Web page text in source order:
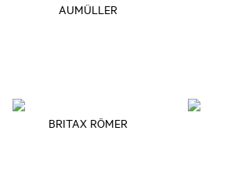
AUMÜLLER
BRITAX RÖMER